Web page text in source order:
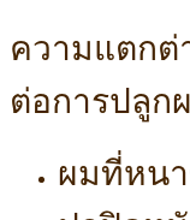
ความแตกต่
ต่อการปลูก
ผมที่หนา